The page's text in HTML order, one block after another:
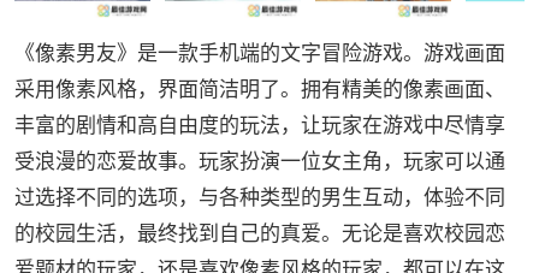
《像素男友》是一款手机端的文字冒险游戏。游戏画面
采用像素风格，界面简洁明了。拥有精美的像素画面、
丰富的剧情和高自由度的玩法，让玩家在游戏中尽情享
受浪漫的恋爱故事。玩家扮演一位女主角，玩家可以通
过选择不同的选项，与各种类型的男生互动，体验不同
的校园生活，最终找到自己的真爱。无论是喜欢校园恋